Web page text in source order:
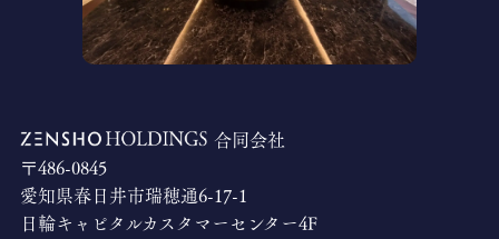
合同会社
〒486-0845
愛知県春日井市瑞穂通6-17-1
日輪キャピタルカスタマーセンター4F